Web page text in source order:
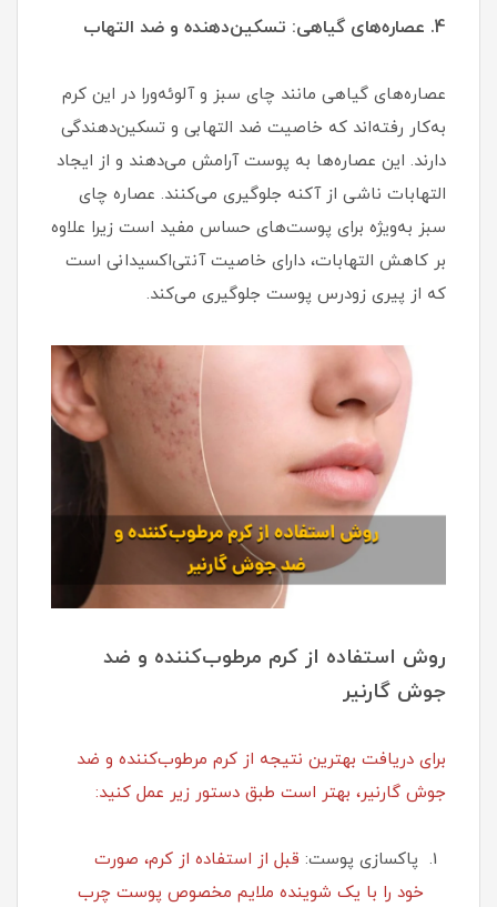
4. عصاره‌های گیاهی: تسکین‌دهنده و ضد التهاب
عصاره‌های گیاهی مانند چای سبز و آلوئه‌ورا در این کرم
به‌کار رفته‌اند که خاصیت ضد التهابی و تسکین‌دهندگی
دارند. این عصاره‌ها به پوست آرامش می‌دهند و از ایجاد
التهابات ناشی از آکنه جلوگیری می‌کنند. عصاره چای
سبز به‌ویژه برای پوست‌های حساس مفید است زیرا علاوه
بر کاهش التهابات، دارای خاصیت آنتی‌اکسیدانی است
که از پیری زودرس پوست جلوگیری می‌کند.
روش استفاده از کرم مرطوب‌کننده و ضد
جوش گارنیر
برای دریافت بهترین نتیجه از کرم مرطوب‌کننده و ضد
جوش گارنیر، بهتر است طبق دستور زیر عمل کنید:
پاکسازی پوست: قبل از استفاده از کرم، صورت
خود را با یک شوینده ملایم مخصوص پوست چرب